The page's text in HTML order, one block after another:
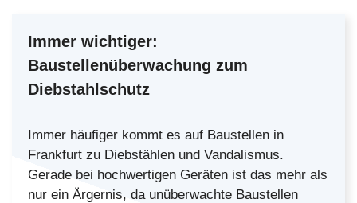
Immer wichtiger:
Baustellenüberwachung zum
Diebstahlschutz
Immer häufiger kommt es auf Baustellen in
Frankfurt zu Diebstählen und Vandalismus.
Gerade bei hochwertigen Geräten ist das mehr als
nur ein Ärgernis, da unüberwachte Baustellen